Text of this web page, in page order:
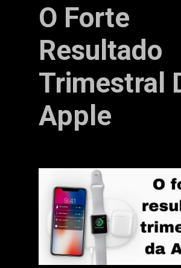
O Forte
Resultado
Trimestral
Apple